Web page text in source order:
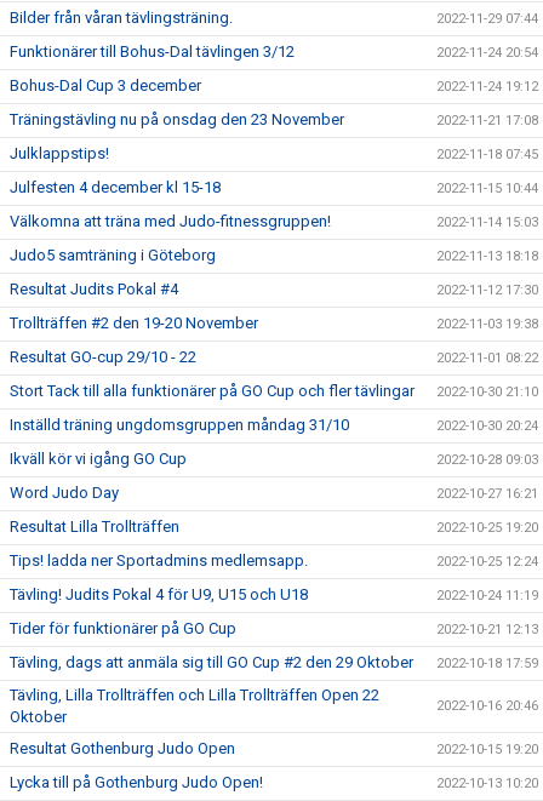
Bilder från våran tävlingsträning. 2022-11-29 07:44
Funktionärer till Bohus-Dal tävlingen 3/12 2022-11-24 20:54
Bohus-Dal Cup 3 december 2022-11-24 19:12
Träningstävling nu på onsdag den 23 November 2022-11-21 17:08
Julklappstips! 2022-11-18 07:45
Julfesten 4 december kl 15-18 2022-11-15 10:44
Välkomna att träna med Judo-fitnessgruppen! 2022-11-14 15:03
Judo5 samträning i Göteborg 2022-11-13 18:18
Resultat Judits Pokal #4 2022-11-12 17:30
Trollträffen #2 den 19-20 November 2022-11-03 19:38
Resultat GO-cup 29/10 - 22 2022-11-01 08:22
Stort Tack till alla funktionärer på GO Cup och fler tävlingar 2022-10-30 21:10
Inställd träning ungdomsgruppen måndag 31/10 2022-10-30 20:24
Ikväll kör vi igång GO Cup 2022-10-28 09:03
Word Judo Day 2022-10-27 16:21
Resultat Lilla Trollträffen 2022-10-25 19:20
Tips! ladda ner Sportadmins medlemsapp. 2022-10-25 12:24
Tävling! Judits Pokal 4 för U9, U15 och U18 2022-10-24 11:19
Tider för funktionärer på GO Cup 2022-10-21 12:13
Tävling, dags att anmäla sig till GO Cup #2 den 29 Oktober 2022-10-18 17:59
Tävling, Lilla Trollträffen och Lilla Trollträffen Open 22
Oktober
2022-10-16 20:46
Resultat Gothenburg Judo Open 2022-10-15 19:20
Lycka till på Gothenburg Judo Open! 2022-10-13 10:20